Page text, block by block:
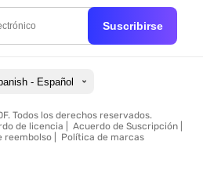
Suscribirse
- Español
Todos los derechos reservados.
de licencia Acuerdo de Suscripción
reembolso| Política de marcas